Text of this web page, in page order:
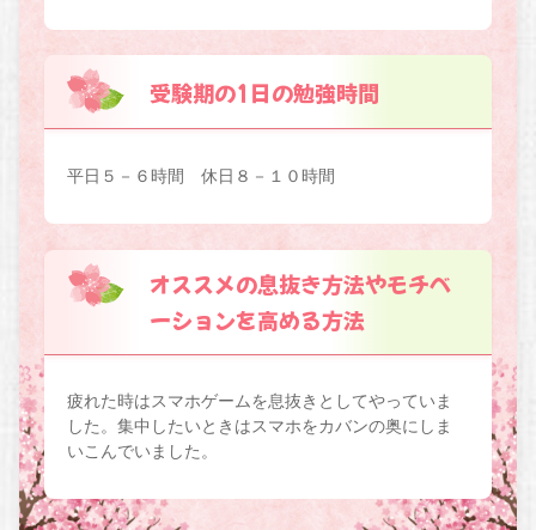
受験期の1日の勉強時間
平日５－６時間 休日８－１０時間
オススメの息抜き方法やモチベ
ーションを高める方法
疲れた時はスマホゲームを息抜きとしてやっていま
した。集中したいときはスマホをカバンの奥にしま
いこんでいました。